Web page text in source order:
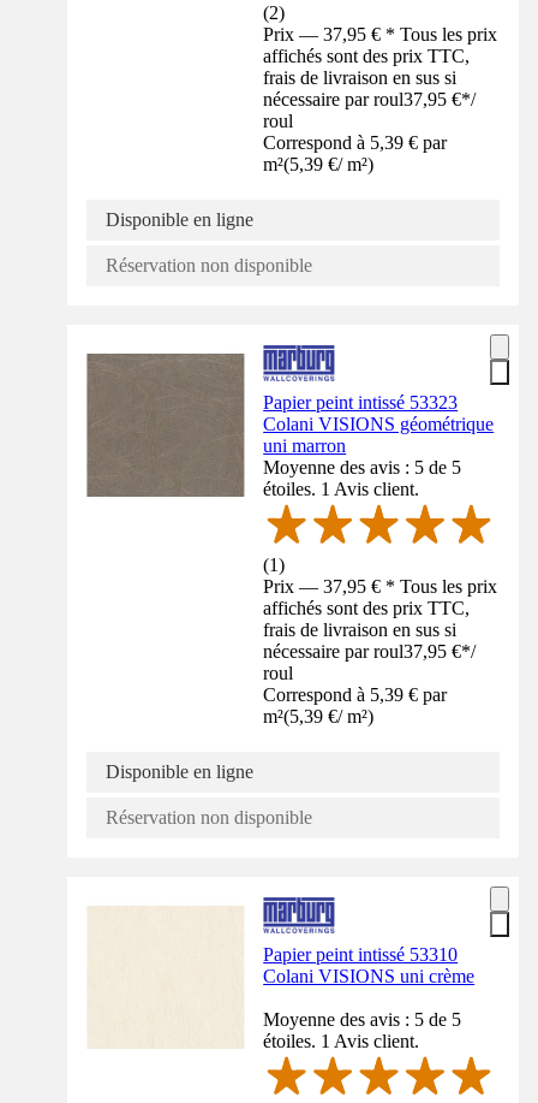
(2)
Prix — 37,95 € * Tous les prix
affichés sont des prix TTC,
frais de livraison en sus si
nécessaire par roul37,95 €*/
roul
Correspond à 5,39 € par
m²(5,39 €/ m²)
Disponible en ligne
Réservation non disponible
Papier peint intissé 53323
Colani VISIONS géométrique
uni marron
Moyenne des avis : 5 de 5
étoiles. 1 Avis client.
(1)
Prix — 37,95 € * Tous les prix
affichés sont des prix TTC,
frais de livraison en sus si
nécessaire par roul37,95 €*/
roul
Correspond à 5,39 € par
m²(5,39 €/ m²)
Disponible en ligne
Réservation non disponible
Papier peint intissé 53310
Colani VISIONS uni crème
Moyenne des avis : 5 de 5
étoiles. 1 Avis client.